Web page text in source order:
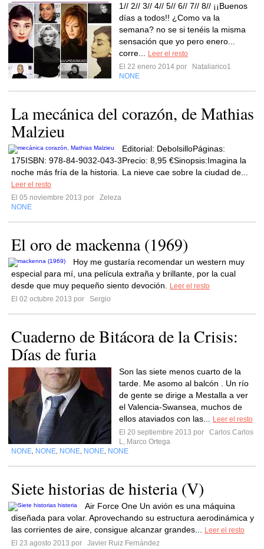
1// 2// 3// 4// 5// 6// 7// 8// ¡¡Buenos
días a todos!! ¿Como va la
semana? no se si tenéis la misma
sensación que yo pero enero...
corre...
Leer el resto
El 22 enero 2014 por
Nataliarico1
NONE
La mecánica del corazón, de Mathias
Malzieu
Editorial: DebolsilloPáginas:
175ISBN: 978-84-9032-043-3Precio: 8,95 €Sinopsis:Imagina la
noche más fría de la historia. La nieve cae sobre la ciudad de...
Leer el resto
El 05 noviembre 2013 por
Zeleza
NONE
El oro de mackenna (1969)
Hoy me gustaría recomendar un western muy
especial para mí, una película extraña y brillante, por la cual
desde que muy pequeño siento devoción.
Leer el resto
El 02 octubre 2013 por
Sergio
Cuaderno de Bitácora de la Crisis:
Días de furia
Son las siete menos cuarto de la
tarde. Me asomo al balcón . Un río
de gente se dirige a Mestalla a ver
el Valencia-Swansea, muchos de
ellos ataviados con las...
Leer el resto
El 20 septiembre 2013 por
Carlos Carlos
L, Marco Ortega
NONE NONE NONE NONE NONE
Siete historias de histeria (V)
Air Force One Un avión es una máquina
diseñada para volar. Aprovechando su estructura aerodinámica y
las corrientes de aire, consigue alcanzar grandes...
Leer el resto
El 23 agosto 2013 por
Javier Ruiz Fernández